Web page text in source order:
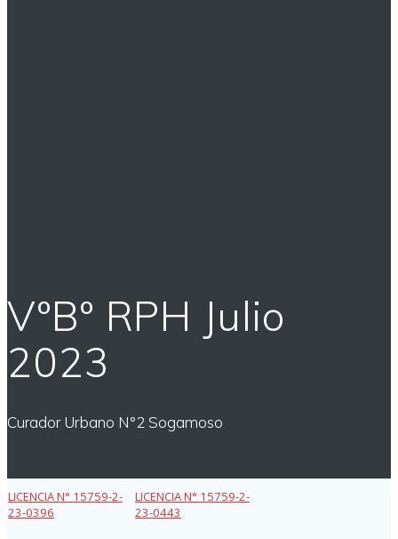
VºBº RPH Julio
2023
Curador Urbano N°2 Sogamoso
LICENCIA N° 15759-2-
23-0396
LICENCIA N° 15759-2-
23-0443